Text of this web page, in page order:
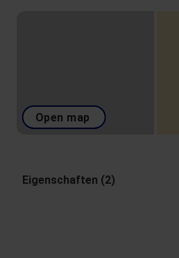
Open map
Eigenschaften (2)